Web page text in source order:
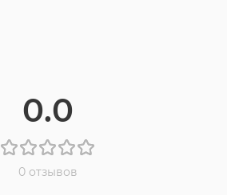
0.0
0 отзывов